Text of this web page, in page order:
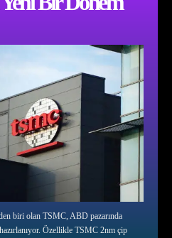
biri olan TSMC, ABD pazarında
Özellikle TSMC 2nm çip